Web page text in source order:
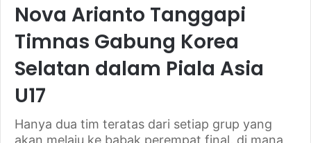
Nova Arianto Tanggapi
Timnas Gabung Korea
Selatan dalam Piala Asia
U17
Hanya dua tim teratas dari setiap grup yang
akan melaju ke babak perempat final, di mana